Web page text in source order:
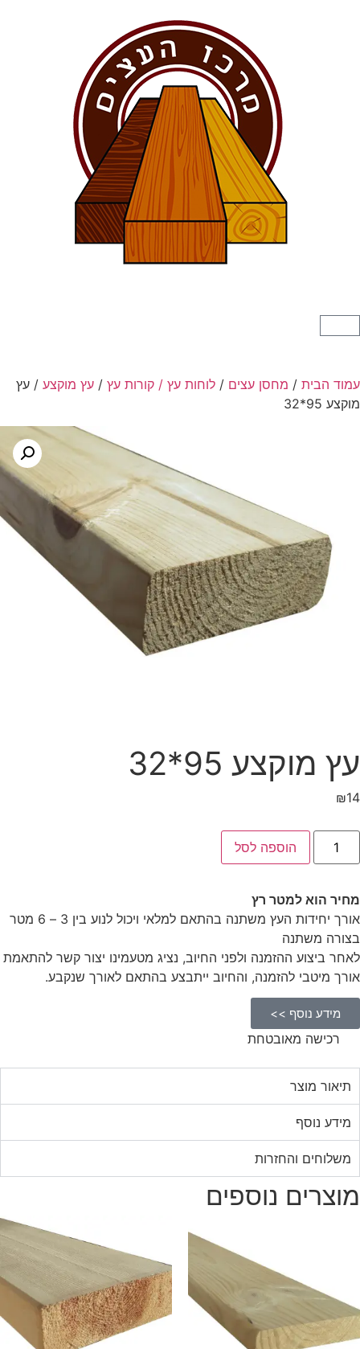
עמוד הבית / מחסן עצים / לוחות עץ / קורות עץ / עץ מוקצע / עץ
מוקצע 95*32
עץ מוקצע 95*32
₪14
הוספה לסל
מחיר הוא למטר רץ
אורך יחידות העץ משתנה בהתאם למלאי ויכול לנוע בין 3 – 6 מטר
בצורה משתנה
לאחר ביצוע ההזמנה ולפני החיוב, נציג מטעמינו יצור קשר להתאמת
אורך מיטבי להזמנה, והחיוב ייתבצע בהתאם לאורך שנקבע.
מידע נוסף >>
רכישה מאובטחת
תיאור מוצר
מידע נוסף
משלוחים והחזרות
מוצרים נוספים